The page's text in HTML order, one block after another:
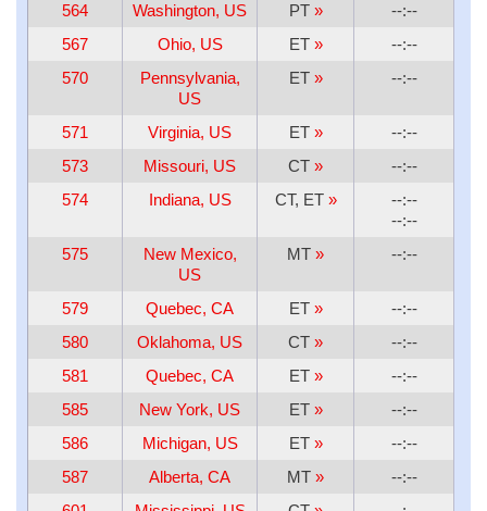
564
Washington, US PT »
--:--
567
Ohio, US ET »
--:--
570
Pennsylvania,
US
ET » --:--
571 Virginia, US ET »
--:--
573
Missouri, US CT »
--:--
574
Indiana, US CT, ET »
--:--
--:--
575
New Mexico,
US
MT » --:--
579 Quebec, CA ET »
--:--
580
Oklahoma, US CT »
--:--
581
Quebec, CA ET »
--:--
585
New York, US ET »
--:--
586
Michigan, US ET »
--:--
587
Alberta, CA MT »
--:--